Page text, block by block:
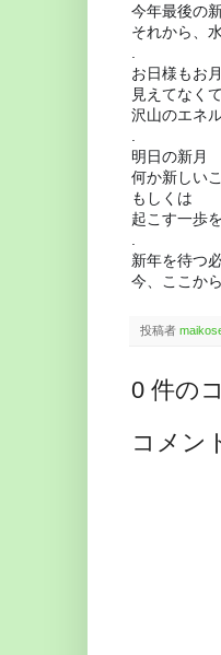
今年最後の
それから、
お日様もお
見えてなく
沢山のエネ
明日の新月
何か新しい
もしくは
起こす一歩
新年を待つ
今、ここか
投稿者
0 件の
コメン